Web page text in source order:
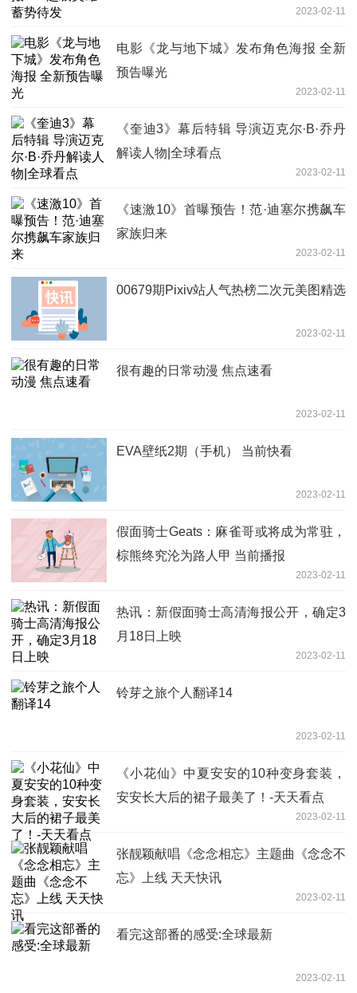
2023-02-11
电影《龙与地下城》发布角色海报 全新
预告曝光
2023-02-11
《奎迪3》幕后特辑 导演迈克尔·B·乔丹
解读人物|全球看点
2023-02-11
《速激10》首曝预告！范·迪塞尔携飙车
家族归来
2023-02-11
00679期Pixiv站人气热榜二次元美图精选
2023-02-11
很有趣的日常动漫 焦点速看
2023-02-11
EVA壁纸2期（手机） 当前快看
2023-02-11
假面骑士Geats：麻雀哥或将成为常驻，
棕熊终究沦为路人甲 当前播报
2023-02-11
热讯：新假面骑士高清海报公开，确定3
月18日上映
2023-02-11
铃芽之旅个人翻译14
2023-02-11
《小花仙》中夏安安的10种变身套装，
安安长大后的裙子最美了！-天天看点
2023-02-11
张靓颖献唱《念念相忘》主题曲《念念不
忘》上线 天天快讯
2023-02-11
看完这部番的感受:全球最新
2023-02-11